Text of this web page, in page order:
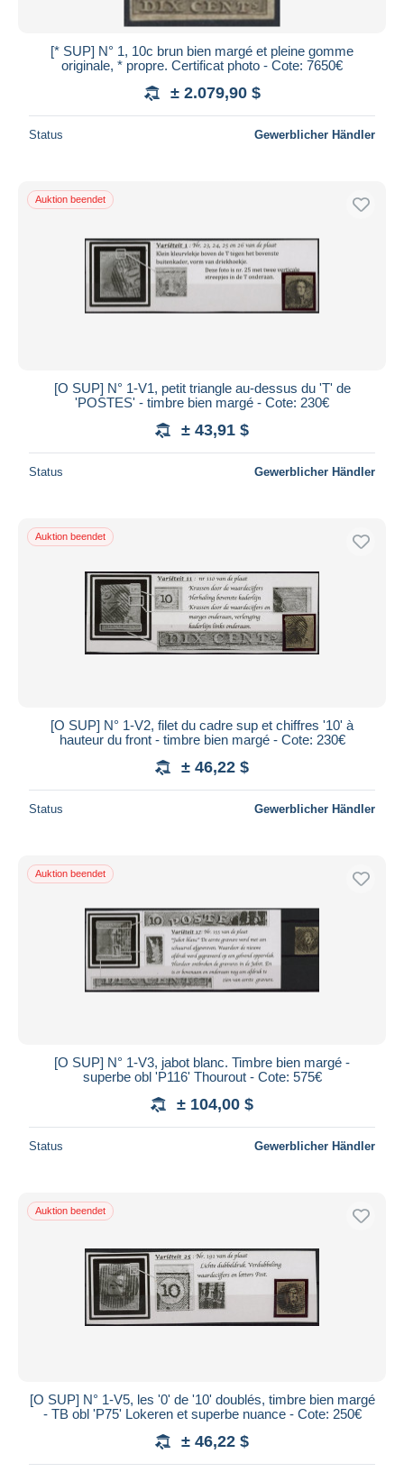
[* SUP] N° 1, 10c brun bien margé et pleine gomme
originale, * propre. Certificat photo - Cote: 7650€
± 2.079,90 $
Status Gewerblicher Händler
Auktion beendet
[O SUP] N° 1-V1, petit triangle au-dessus du 'T' de
'POSTES' - timbre bien margé - Cote: 230€
± 43,91 $
Status Gewerblicher Händler
Auktion beendet
[O SUP] N° 1-V2, filet du cadre sup et chiffres '10' à
hauteur du front - timbre bien margé - Cote: 230€
± 46,22 $
Status Gewerblicher Händler
Auktion beendet
[O SUP] N° 1-V3, jabot blanc. Timbre bien margé -
superbe obl 'P116' Thourout - Cote: 575€
± 104,00 $
Status Gewerblicher Händler
Auktion beendet
[O SUP] N° 1-V5, les '0' de '10' doublés, timbre bien margé
- TB obl 'P75' Lokeren et superbe nuance - Cote: 250€
± 46,22 $